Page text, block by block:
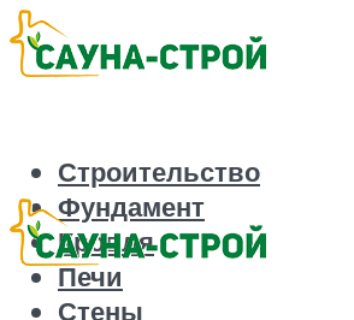
Строительство
Фундамент
Кровля
Печи
Стены